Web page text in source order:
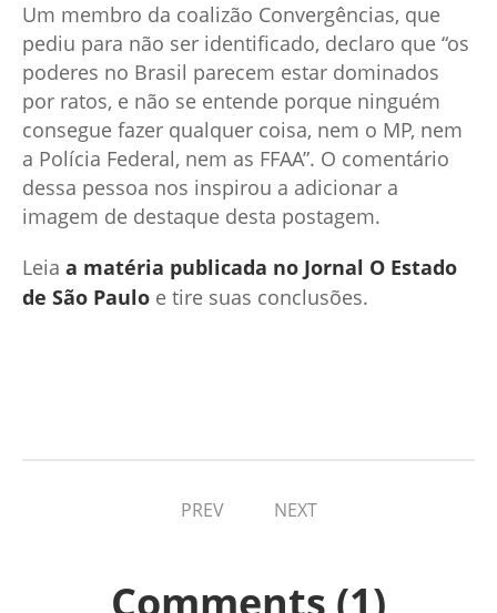
Um membro da coalizão Convergências, que
pediu para não ser identificado, declaro que “os
poderes no Brasil parecem estar dominados
por ratos, e não se entende porque ninguém
consegue fazer qualquer coisa, nem o MP, nem
a Polícia Federal, nem as FFAA”. O comentário
dessa pessoa nos inspirou a adicionar a
imagem de destaque desta postagem.
Leia a matéria publicada no Jornal O Estado
de São Paulo e tire suas conclusões.
PREV NEXT